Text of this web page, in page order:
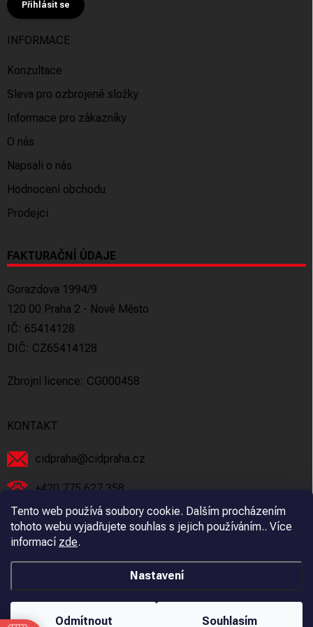
Tento web používá soubory cookie. Dalším procházením
tohoto webu vyjadřujete souhlas s jejich používáním.. Více
informací zde.
Nastavení
Odmítnout Souhlasím
Přihlásit se
INFORMACE
Konzultace
Sleva pro ozbrojené složky
Informace pro zákazníky
O nás
Napsali o nás
Hodnocení obchodu
Prodejci
FAKTURAČNÍ ÚDAJE
Gorazdova 1994/9
120 00 Praha 2 - Nové Město
IČ: 65414128
DIČ: CZ65414128
Zbrojní licence: CG000458
KONTAKT
cidpraha@cidpraha.cz
+420 775 627 358
Facebook
cidpraha_zbrane
Copyright 2026 C.I.D Praha s.r.o. . Všechna práva vyhrazena.